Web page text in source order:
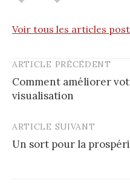
Voir tous les articles
Post
navigation
ARTICLE PRÉCÉDENT
Comment améliorer
visualisation
ARTICLE SUIVANT
Un sort pour la